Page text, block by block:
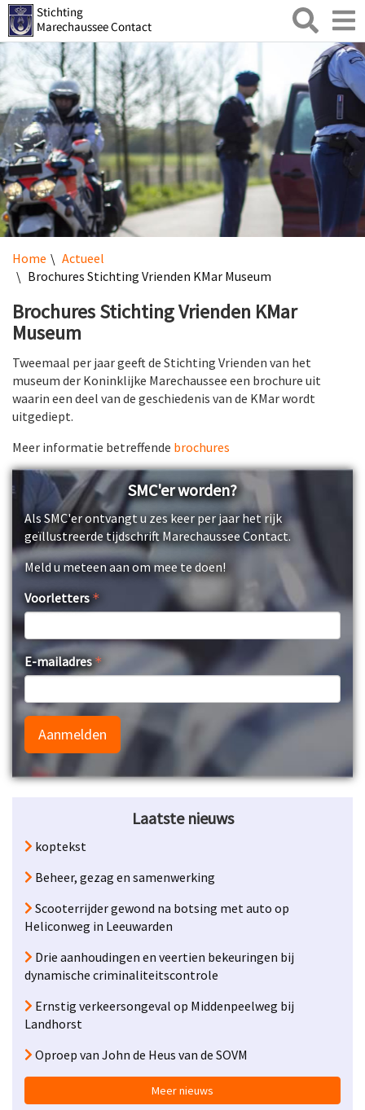
Zoeken
Home
Actueel
Brochures Stichting Vrienden KMar Museum
Brochures Stichting Vrienden KMar
Museum
Tweemaal per jaar geeft de Stichting Vrienden van het
museum der Koninklijke Marechaussee een brochure uit
waarin een deel van de geschiedenis van de KMar wordt
uitgediept.
Meer informatie betreffende brochures
SMC'er worden?
Als SMC'er ontvangt u zes keer per jaar het rijk
geïllustreerde tijdschrift Marechaussee Contact.
Meld u meteen aan om mee te doen!
Voorletters
E-mailadres
Aanmelden
Laatste nieuws
koptekst
Beheer, gezag en samenwerking
Scooterrijder gewond na botsing met auto op
Heliconweg in Leeuwarden
Drie aanhoudingen en veertien bekeuringen bij
dynamische criminaliteitscontrole
Ernstig verkeersongeval op Middenpeelweg bij
Landhorst
Oproep van John de Heus van de SOVM
Meer nieuws